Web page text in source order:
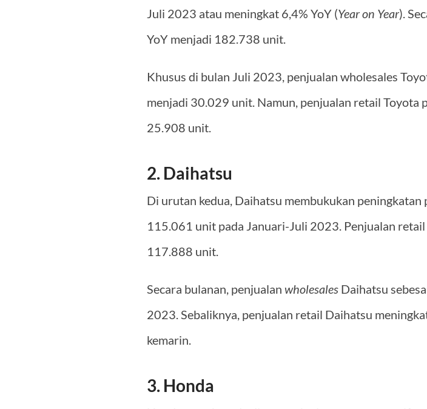
Juli 2023 atau meningkat 6,4% YoY (Year on Year).
YoY menjadi 182.738 unit.
Khusus di bulan Juli 2023, penjualan wholesales
menjadi 30.029 unit. Namun, penjualan retail
25.908 unit.
2. Daihatsu
Di urutan kedua, Daihatsu membukukan peningkatan
115.061 unit pada Januari-Juli 2023. Penjualan
117.888 unit.
Secara bulanan, penjualan wholesales Daihatsu
2023. Sebaliknya, penjualan retail Daihatsu
kemarin.
3. Honda